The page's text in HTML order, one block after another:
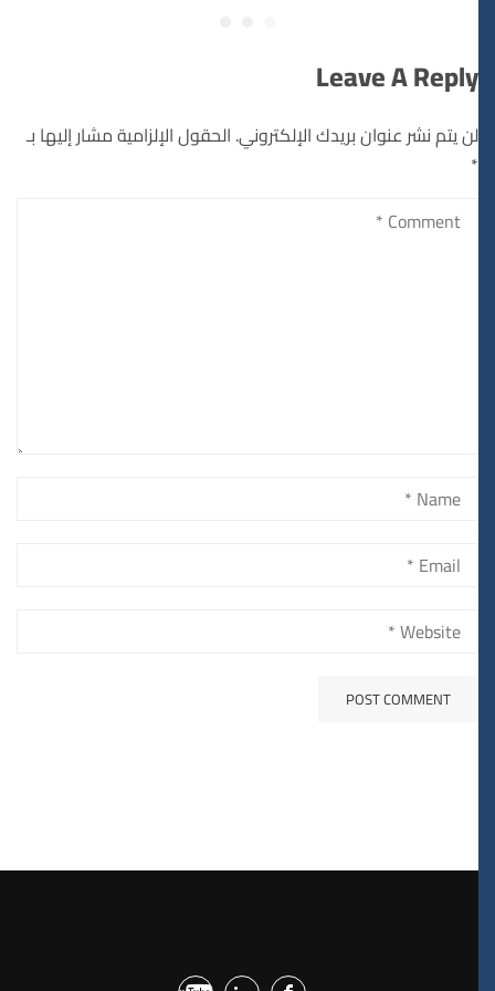
Leave A Reply
لن يتم نشر عنوان بريدك الإلكتروني. الحقول الإلزامية مشار إليها بـ